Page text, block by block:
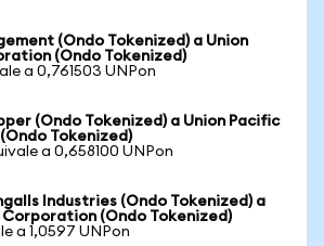
(Ondo Tokenized) a Union
(Ondo Tokenized)
a 0,761503 UNPon
(Ondo Tokenized) a Union Pacific
Tokenized)
a 0,658100 UNPon
Industries (Ondo Tokenized) a
Corporation (Ondo Tokenized)
a 1,0597 UNPon